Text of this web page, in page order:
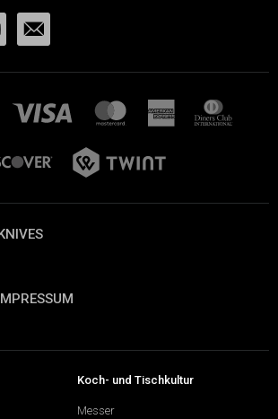
Koch- und Tischkultur
Messer